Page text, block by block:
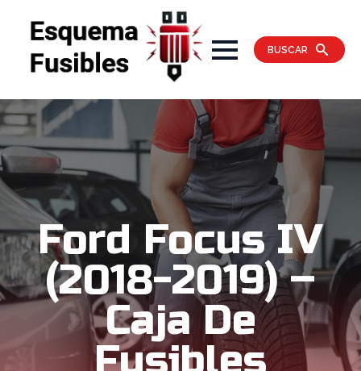
BUSCAR
Ford Focus IV
(2018-2019) –
Caja De